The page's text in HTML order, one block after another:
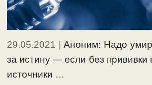
29.05.2021 |Аноним: Надо
за истину — если без прививки
источники …